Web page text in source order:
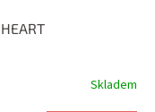
Skladem